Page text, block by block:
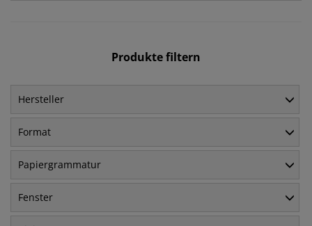
Produkte filtern
Hersteller
Format
Papiergrammatur
Fenster